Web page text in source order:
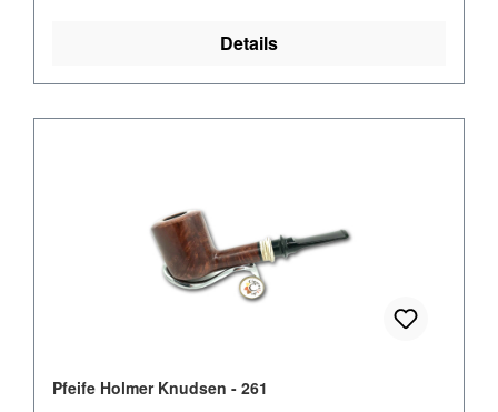
Details
Pfeife Holmer Knudsen - 261